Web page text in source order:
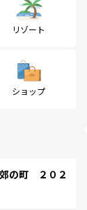
リゾート
ショップ
の町 ２０２